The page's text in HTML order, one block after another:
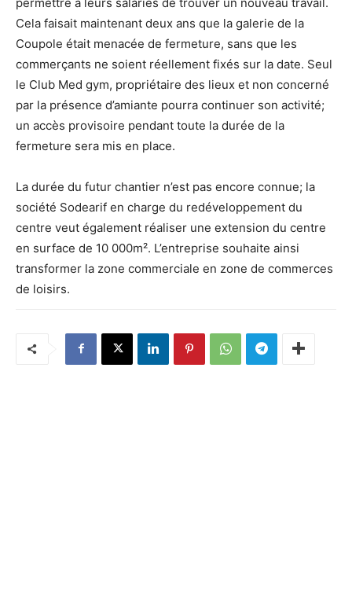
Cela faisait maintenant deux ans que la galerie de la
Coupole était menacée de fermeture, sans que les
commerçants ne soient réellement fixés sur la date. Seul
le Club Med gym, propriétaire des lieux et non concerné
par la présence d’amiante pourra continuer son activité;
un accès provisoire pendant toute la durée de la
fermeture sera mis en place.
La durée du futur chantier n’est pas encore connue; la
société Sodearif en charge du redéveloppement du
centre veut également réaliser une extension du centre
en surface de 10 000m². L’entreprise souhaite ainsi
transformer la zone commerciale en zone de commerces
de loisirs.